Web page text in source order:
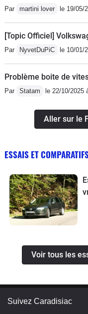
Par martini lover le 19/05/
[Topic Officiel]
Par NyvetDuPiC le 10/01/
Problème boite de
Par Statam le 22/10/2025
Aller sur le
ESSAIS ET
Voir tous les
Suivez Caradisiac